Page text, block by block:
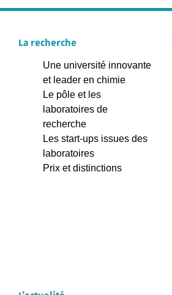
La recherche
Une université innovante
et leader en chimie
Le pôle et les
laboratoires de
recherche
Les start-ups issues des
laboratoires
Prix et distinctions